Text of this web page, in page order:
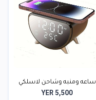
ساعه ومنبه وشاحن لاسلكي
YER 5,500